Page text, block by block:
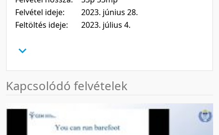
Felvétel ideje:
2023. június 28.
Feltöltés ideje:
2023. július 4.
Kapcsolódó felvételek